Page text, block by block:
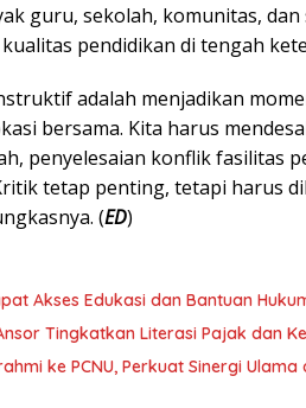
guru, sekolah, komunitas,
pendidikan di tengah
adalah menjadikan
bersama. Kita harus
penyelesaian konflik fasilitas
tetap penting, tetapi harus
(ED)
Akses Edukasi dan Bantuan
Tingkatkan Literasi Pajak dan
ke PCNU, Perkuat Sinergi